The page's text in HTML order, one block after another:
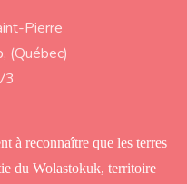
Pierre
(Québec)
à reconnaître que les terres
du Wolastokuk, territoire